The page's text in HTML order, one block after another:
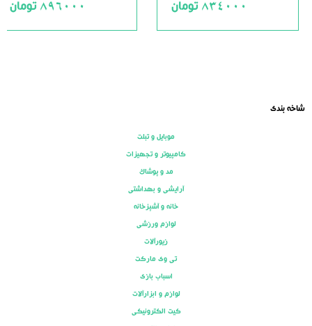
out
5
834000 تومان
5
896000 تومان
شاخه بندی
موبایل و تبلت
کامپیوتر و تجهیزات
مد و پوشاک
آرایشی و بهداشتی
خانه و آشپزخانه
لوازم ورزشی
زیورآلات
تی وی مارکت
اسباب بازی
لوازم و ابزارآلات
کیت الکترونیکی